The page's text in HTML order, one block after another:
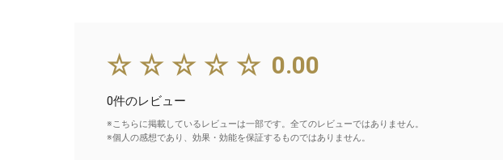
☆☆☆☆☆ 0.00
0件のレビュー
※こちらに掲載しているレビューは一部です。全てのレビューではありません。
※個人の感想であり、効果・効能を保証するものではありません。